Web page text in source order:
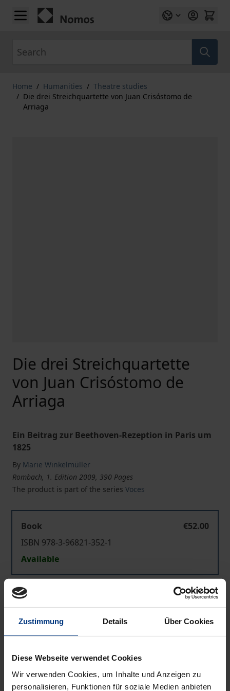
Zustimmung Details Über Cookies
Diese Webseite verwendet Cookies
Wir verwenden Cookies, um Inhalte und Anzeigen zu
personalisieren, Funktionen für soziale Medien anbieten
Skip to Content
Home / Humanities / Theatre studies
/ Die drei Streichquartette von Juan Crisóstomo de
Arriaga
Die drei Streichquartette
von Juan Crisóstomo de
Arriaga
Ein Beitrag zur Beethoven-Rezeption in Paris um
1825
By Marie Winkelmüller
Rombach, 1. Edition 2009, 390 Pages
The product is part of the series Voces
Book
€52.00
ISBN 978-3-96821-352-1
Available
Prices include VAT. Depending on the delivery address, VAT
may vary at checkout.
Add to Cart